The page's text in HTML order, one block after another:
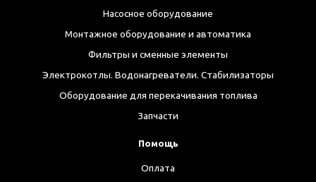
Насосное оборудование
Монтажное оборудование и автоматика
Фильтры и сменные элементы
Электрокотлы. Водонагреватели. Стабилизаторы
Оборудование для перекачивания топлива
Запчасти
Помощь
Оплата